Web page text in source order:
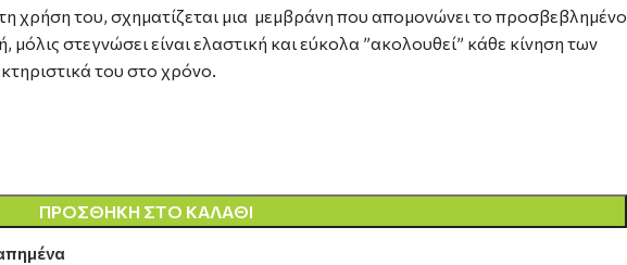
χρήση του, σχηματίζεται μια μεμβράνη που απομονώνει το προσβεβλημένο
στεγνώσει είναι ελαστική και εύκολα ”ακολουθεί” κάθε κίνηση των
του στο χρόνο.
ΠΡΟΣΘΉΚΗ ΣΤΟ ΚΑΛΆΘΙ